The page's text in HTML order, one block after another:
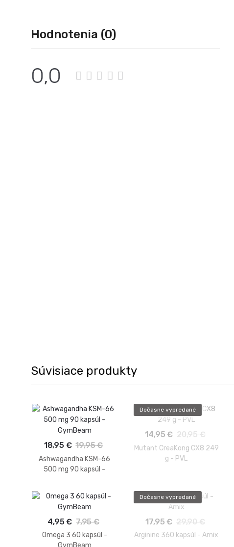
Hodnotenia (0)
0,0
Súvisiace produkty
18,95 € 19,95 €
Ashwagandha KSM-66
500 mg 90 kapsúl -
Dočasne vypredané
14,95 € 20,95 €
Mutant CreaKong CX8 249
g - PVL
4,95 € 7,95 €
Omega 3 60 kapsúl -
Dočasne vypredané
17,95 € 29,90 €
Arginine 360 kapsúl - Amix